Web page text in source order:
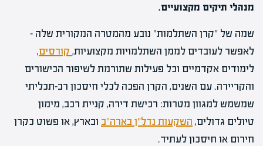
מנהלי תיקים מקצועיים.
שמה של "קרן השתלמות" נובע מהמטרה המקורית שלה –
לאפשר לעובדים לממן השתלמויות מקצועיות, קורסים,
לימודים אקדמיים וכל פעילות שתורמת לשיפור הכישורים
והקריירה. עם השנים, הקרן הפכה לכלי חיסכון רב-תכליתי
שמשמש למגוון מטרות: רכישת דירה, קניית רכב, מימון
טיולים גדולים, השקעות נדל"ן בארה"ב ובארץ, או פשוט כקרן
חירום או חיסכון לעתיד.